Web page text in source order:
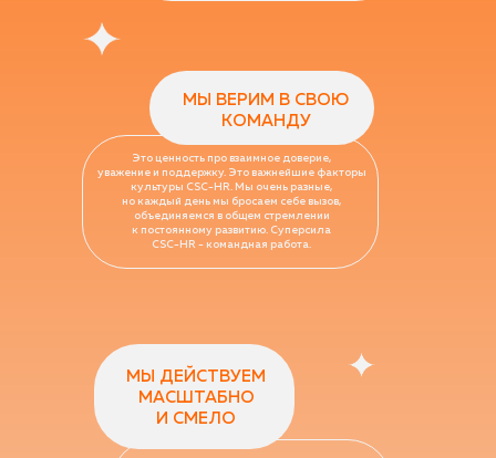
Это ценность про взаимное доверие,
уважение и поддержку. Это важнейшие факторы
культуры CSC-HR. Мы очень разные,
но каждый день мы бросаем себе вызов,
объединяемся в общем стремлении
к постоянному развитию. Суперсила
CSC-HR - командная работа.
МЫ ВЕРИМ В СВОЮ
КОМАНДУ
МЫ ДЕЙСТВУЕМ
МАСШТАБНО
И СМЕЛО